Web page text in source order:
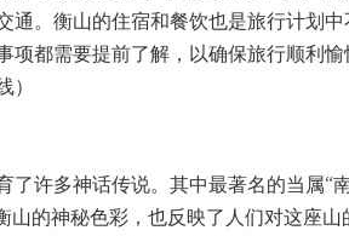
。衡山的住宿和餐饮也是旅行计划中
都需要提前了解，以确保旅行顺利愉
）
了许多神话传说。其中最著名的当属“
的神秘色彩，也反映了人们对这座山